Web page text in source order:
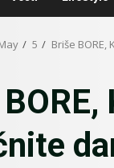
5 Briše BORE,